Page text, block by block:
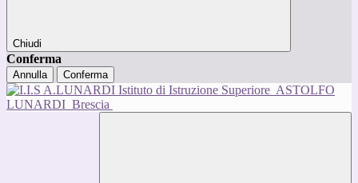
Chiudi
Conferma
Annulla Conferma
Istituto di Istruzione Superiore ASTOLFO
LUNARDI Brescia